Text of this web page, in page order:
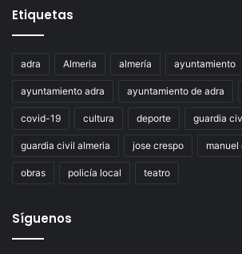
Etiquetas
adra Almeria almería ayuntamiento
ayuntamiento adra ayuntamiento de adra
covid-19 cultura deporte guardia
guardia civil almeria jose crespo manuel
obras policía local teatro
Síguenos